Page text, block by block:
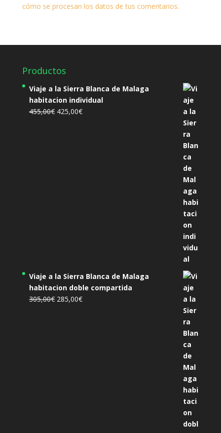
cómo se procesan los datos de tus comentarios.
Productos
Viaje a la Sierra Blanca de Malaga
habitacion individual
455,00€ El
425,00€El
Viaje a la Sierra Blanca de Malaga
habitacion doble compartida
305,00€ El
285,00€El